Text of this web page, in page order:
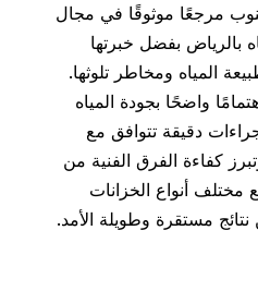
موثوقًا في مجال
بفضل خبرتها
المياه ومخاطر تلوثها.
واضحًا بجودة المياه
دقيقة تتوافق مع
كفاءة الفرق الفنية من
أنواع الخزانات
مستقرة وطويلة الأمد.